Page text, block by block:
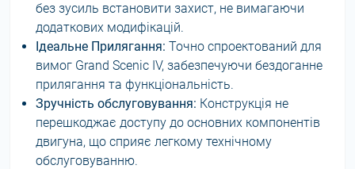
без зусиль встановити захист, не вимагаючи
додаткових модифікацій.
Ідеальне Прилягання: Точно спроектований для
вимог Grand Scenic IV, забезпечуючи бездоганне
прилягання та функціональність.
Зручність обслуговування: Конструкція не
перешкоджає доступу до основних компонентів
двигуна, що сприяє легкому технічному
обслуговуванню.